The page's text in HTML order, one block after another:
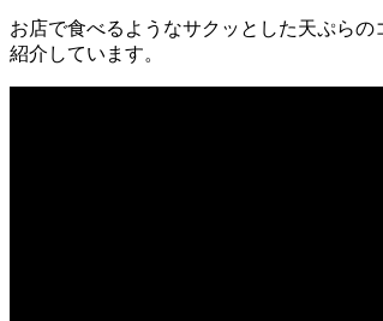
お店で食べるようなサクッとした天ぷら
紹介しています。